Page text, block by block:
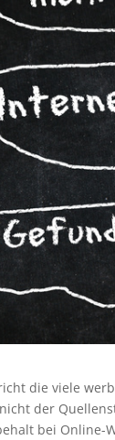
die viele
der
bei Online-